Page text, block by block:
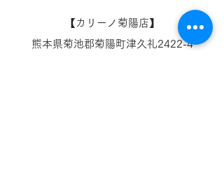
【​カリーノ菊陽店】
熊本県菊池郡菊陽町津久礼2422-4